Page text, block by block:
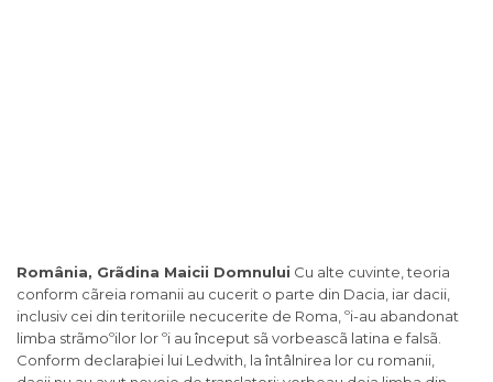
România, Grãdina Maicii Domnului Cu alte cuvinte, teoria
conform cãreia romanii au cucerit o parte din Dacia, iar dacii,
inclusiv cei din teritoriile necucerite de Roma, ºi-au abandonat
limba strãmoºilor lor ºi au început sã vorbeascã latina e falsã.
Conform declaraþiei lui Ledwith, la întâlnirea lor cu romanii,